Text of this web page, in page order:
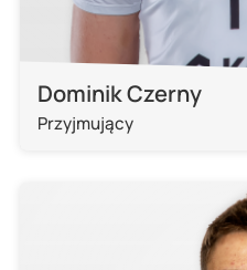
Dominik Czerny
Przyjmujący